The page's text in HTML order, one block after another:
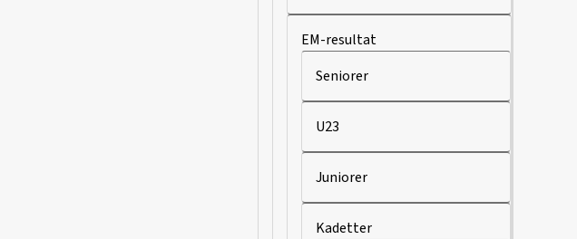
EM-resultat
Seniorer
U23
Juniorer
Kadetter